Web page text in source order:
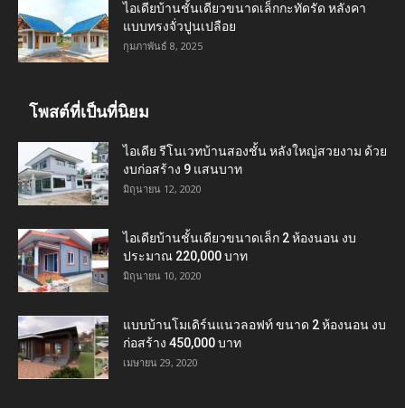
ไอเดียบ้านชั้นเดียวขนาดเล็กกะทัดรัด หลังคา
แบบทรงจั่วปูนเปลือย
กุมภาพันธ์ 8, 2025
โพสต์ที่เป็นที่นิยม
ไอเดีย รีโนเวทบ้านสองชั้น หลังใหญ่สวยงาม ด้วย
งบก่อสร้าง 9 แสนบาท
มิถุนายน 12, 2020
ไอเดียบ้านชั้นเดียวขนาดเล็ก 2 ห้องนอน งบ
ประมาณ 220,000 บาท
มิถุนายน 10, 2020
แบบบ้านโมเดิร์นแนวลอฟท์ ขนาด 2 ห้องนอน งบ
ก่อสร้าง 450,000 บาท
เมษายน 29, 2020